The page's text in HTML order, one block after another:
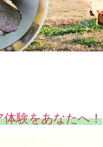
体験をあなたへ！